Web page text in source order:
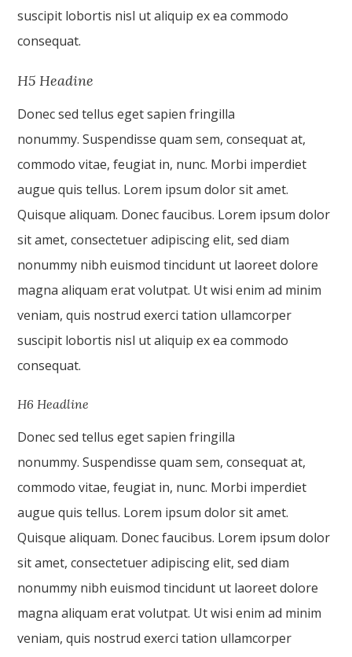
suscipit lobortis nisl ut aliquip ex ea commodo
consequat.
H5 Headine
Donec sed tellus eget sapien fringilla
nonummy. Suspendisse quam sem, consequat at,
commodo vitae, feugiat in, nunc. Morbi imperdiet
augue quis tellus. Lorem ipsum dolor sit amet.
Quisque aliquam. Donec faucibus. Lorem ipsum dolor
sit amet, consectetuer adipiscing elit, sed diam
nonummy nibh euismod tincidunt ut laoreet dolore
magna aliquam erat volutpat. Ut wisi enim ad minim
veniam, quis nostrud exerci tation ullamcorper
suscipit lobortis nisl ut aliquip ex ea commodo
consequat.
H6 Headline
Donec sed tellus eget sapien fringilla
nonummy. Suspendisse quam sem, consequat at,
commodo vitae, feugiat in, nunc. Morbi imperdiet
augue quis tellus. Lorem ipsum dolor sit amet.
Quisque aliquam. Donec faucibus. Lorem ipsum dolor
sit amet, consectetuer adipiscing elit, sed diam
nonummy nibh euismod tincidunt ut laoreet dolore
magna aliquam erat volutpat. Ut wisi enim ad minim
veniam, quis nostrud exerci tation ullamcorper